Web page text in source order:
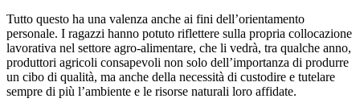
Tutto questo ha una valenza anche ai fini dell’orientamento
personale. I ragazzi hanno potuto riflettere sulla propria collocazione
lavorativa nel settore agro-alimentare, che li vedrà, tra qualche anno,
produttori agricoli consapevoli non solo dell’importanza di produrre
un cibo di qualità, ma anche della necessità di custodire e tutelare
sempre di più l’ambiente e le risorse naturali loro affidate.